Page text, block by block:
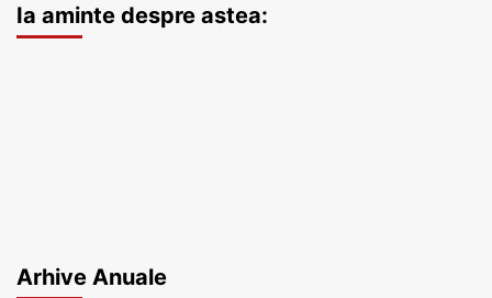
Ia aminte despre astea:
Arhive Anuale